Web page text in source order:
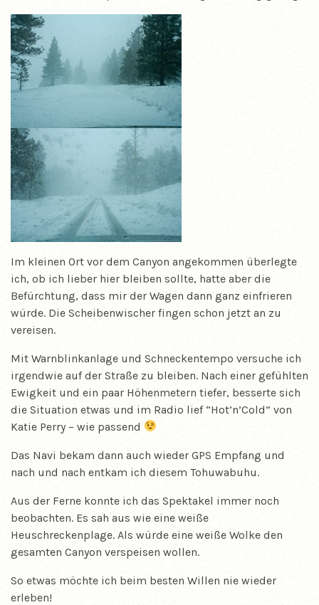
Im kleinen Ort vor dem Canyon angekommen überlegte
ich, ob ich lieber hier bleiben sollte, hatte aber die
Befürchtung, dass mir der Wagen dann ganz einfrieren
würde. Die Scheibenwischer fingen schon jetzt an zu
vereisen.
Mit Warnblinkanlage und Schneckentempo versuche ich
irgendwie auf der Straße zu bleiben. Nach einer gefühlten
Ewigkeit und ein paar Höhenmetern tiefer, besserte sich
die Situation etwas und im Radio lief “Hot’n’Cold” von
Katie Perry – wie passend
Das Navi bekam dann auch wieder GPS Empfang und
nach und nach entkam ich diesem Tohuwabuhu.
Aus der Ferne konnte ich das Spektakel immer noch
beobachten. Es sah aus wie eine weiße
Heuschreckenplage. Als würde eine weiße Wolke den
gesamten Canyon verspeisen wollen.
So etwas möchte ich beim besten Willen nie wieder
erleben!